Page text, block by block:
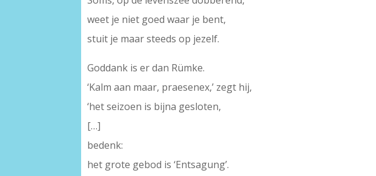
weet je niet goed waar je bent,
stuit je maar steeds op jezelf.
Goddank is er dan Rümke.
‘Kalm aan maar, praesenex,’ zegt hij,
‘het seizoen is bijna gesloten,
[…]
bedenk:
het grote gebod is ‘Entsagung’.